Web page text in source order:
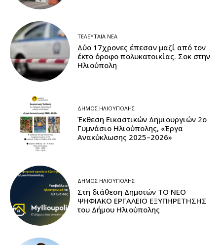
ΤΕΛΕΥΤΑΊΑ ΝΈΑ
Δύο 17χρονες έπεσαν μαζί από τον
έκτο όροφο πολυκατοικίας. Σοκ στην
Ηλιούπολη
ΔΉΜΟΣ ΗΛΙΟΎΠΟΛΗΣ
Έκθεση Εικαστικών Δημιουργιών 2ο
Γυμνάσιο Ηλιούπολης, «Έργα
Ανακύκλωσης 2025–2026»
ΔΉΜΟΣ ΗΛΙΟΎΠΟΛΗΣ
Στη διάθεση Δημοτών ΤΟ ΝΕΟ
ΨΗΦΙΑΚΟ ΕΡΓΑΛΕΙΟ ΕΞΥΠΗΡΕΤΗΣΗΣ
του Δήμου Ηλιούπολης